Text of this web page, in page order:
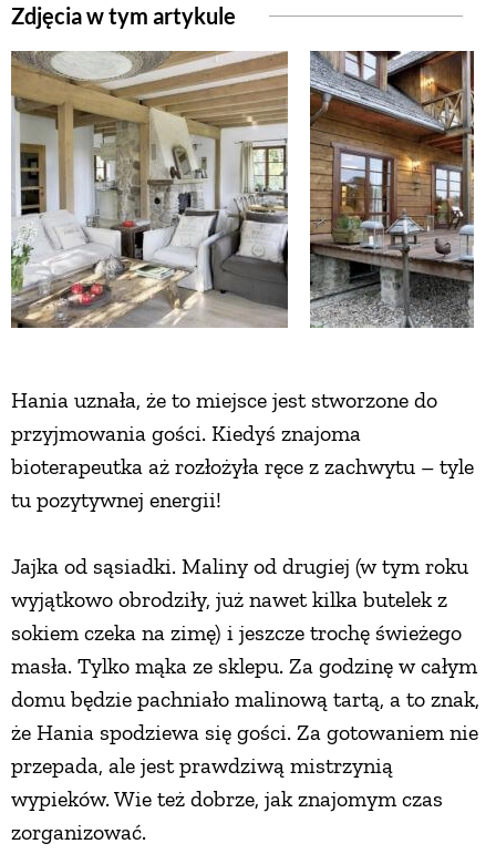
Zdjęcia w tym artykule
Hania uznała, że to miejsce jest stworzone do
przyjmowania gości. Kiedyś znajoma
bioterapeutka aż rozłożyła ręce z zachwytu – tyle
tu pozytywnej energii!
Jajka od sąsiadki. Maliny od drugiej (w tym roku
wyjątkowo obrodziły, już nawet kilka butelek z
sokiem czeka na zimę) i jeszcze trochę świeżego
masła. Tylko mąka ze sklepu. Za godzinę w całym
domu będzie pachniało malinową tartą, a to znak,
że Hania spodziewa się gości. Za gotowaniem nie
przepada, ale jest prawdziwą mistrzynią
wypieków. Wie też dobrze, jak znajomym czas
zorganizować.